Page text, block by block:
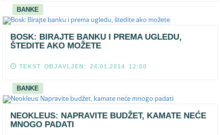
BANKE
BOSK: BIRAJTE BANKU I PREMA UGLEDU,
ŠTEDITE AKO MOŽETE
TEKST OBJAVLJEN: 24.01.2014 12:00
BANKE
NEOKLEUS: NAPRAVITE BUDŽET, KAMATE NEĆE
MNOGO PADATI